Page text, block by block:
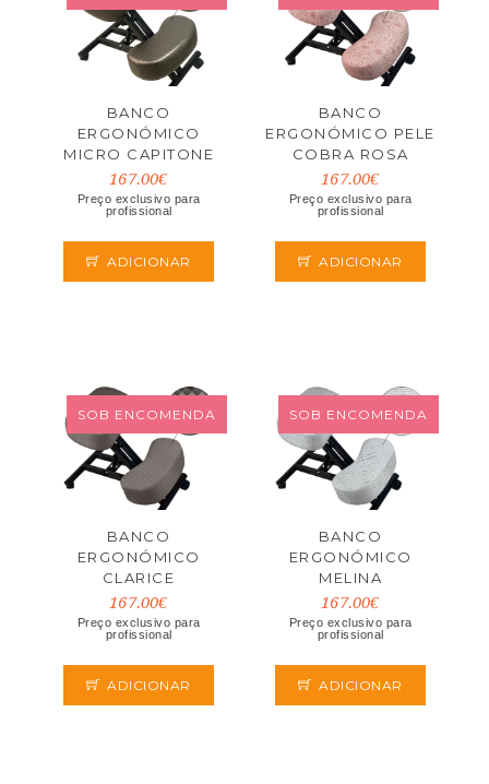
BANCO
ERGONÓMICO
MICRO CAPITONE
BRONZE
167.00€
Preço exclusivo para
profissional
ADICIONAR
BANCO
ERGONÓMICO PELE
COBRA ROSA
167.00€
Preço exclusivo para
profissional
ADICIONAR
SOB ENCOMENDA
BANCO
ERGONÓMICO
CLARICE
167.00€
Preço exclusivo para
profissional
ADICIONAR
SOB ENCOMENDA
BANCO
ERGONÓMICO
MELINA
167.00€
Preço exclusivo para
profissional
ADICIONAR